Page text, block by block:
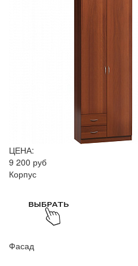
ЦЕНА:
9 200 руб
Корпус
Фасад